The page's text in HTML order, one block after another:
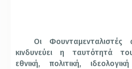
Οι Φουνταμενταλιστές
κινδυνεύει η ταυτότητά
εθνική, πολιτική,